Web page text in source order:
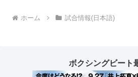
ホーム 試合情報(日本語)
ボクシングビート